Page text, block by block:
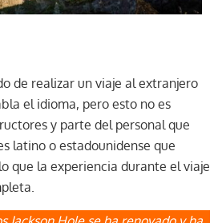
de realizar un viaje al extranjero
el idioma, pero esto no es
y parte del personal que
latino o estadounidense que
que la experiencia durante el viaje